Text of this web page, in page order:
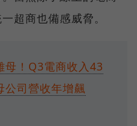
超商也備感威脅。
母！Q3電商收入43
公司營收年增飆